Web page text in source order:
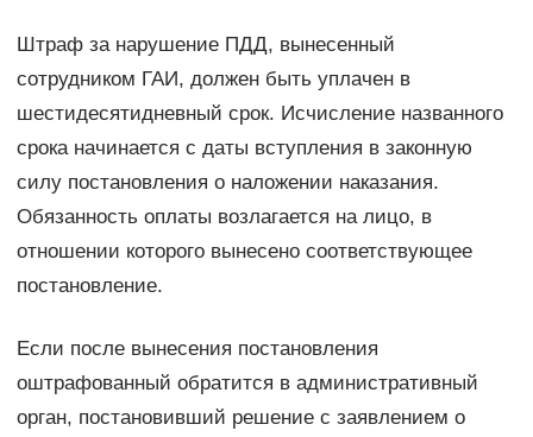
Штраф за нарушение ПДД, вынесенный
сотрудником ГАИ, должен быть уплачен в
шестидесятидневный срок. Исчисление названного
срока начинается с даты вступления в законную
силу постановления о наложении наказания.
Обязанность оплаты возлагается на лицо, в
отношении которого вынесено соответствующее
постановление.
Если после вынесения постановления
оштрафованный обратится в административный
орган, постановивший решение с заявлением о